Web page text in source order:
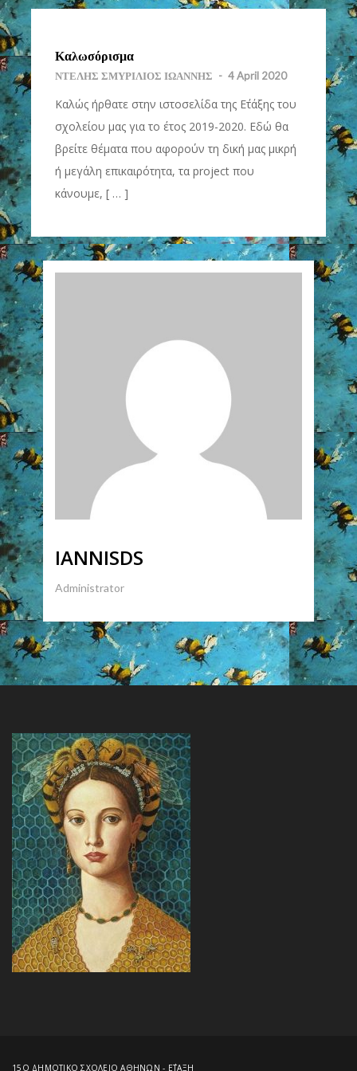
Καλωσόρισμα
ΝΤΕΛΗΣ ΣΜΥΡΙΛΙΟΣ ΙΩΑΝΝΗΣ - 4 April 2020
Καλώς ήρθατε στην ιστοσελίδα της Ε΄τάξης του
σχολείου μας για το έτος 2019-2020. Εδώ θα
βρείτε θέματα που αφορούν τη δική μας μικρή
ή μεγάλη επικαιρότητα, τα project που
κάνουμε, [ … ]
IANNISDS
Administrator
15Ο ΔΗΜΟΤΙΚΟ ΣΧΟΛΕΙΟ ΑΘΗΝΩΝ - Ε΄ΤΑΞΗ